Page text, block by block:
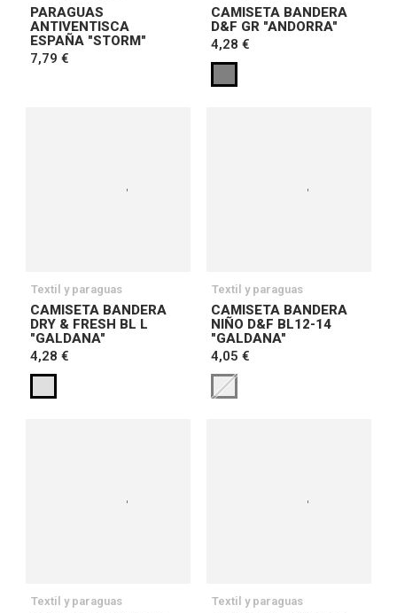
PARAGUAS
ANTIVENTISCA
ESPAÑA "STORM"
7,79 €
CAMISETA BANDERA
D&F GR "ANDORRA"
4,28 €
Textil y paraguas
CAMISETA BANDERA
DRY & FRESH BL L
"GALDANA"
4,28 €
Textil y paraguas
CAMISETA BANDERA
NIÑO D&F BL12-14
"GALDANA"
4,05 €
Textil y paraguas Textil y paraguas